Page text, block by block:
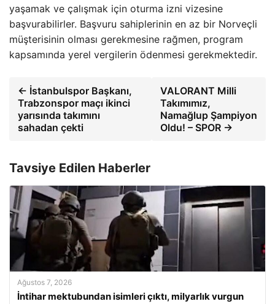
yaşamak ve çalışmak için oturma izni vizesine
başvurabilirler. Başvuru sahiplerinin en az bir Norveçli
müşterisinin olması gerekmesine rağmen, program
kapsamında yerel vergilerin ödenmesi gerekmektedir.
← İstanbulspor Başkanı,
Trabzonspor maçı ikinci
yarısında takımını
sahadan çekti
VALORANT Milli
Takımımız,
Namağlup Şampiyon
Oldu! – SPOR →
Tavsiye Edilen Haberler
Ağustos 7, 2026
İntihar mektubundan isimleri çıktı, milyarlık vurgun